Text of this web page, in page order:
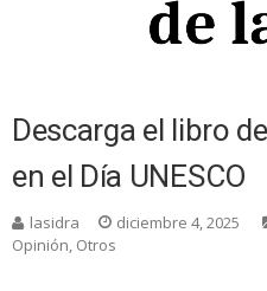
Descarga el libro
en el Día UNESCO
lasidra diciembre 4, 2025
Opinión Otros